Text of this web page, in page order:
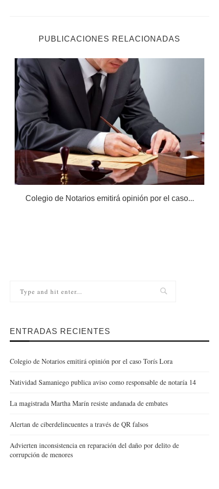
PUBLICACIONES RELACIONADAS
Colegio de Notarios emitirá opinión por el caso...
ENTRADAS RECIENTES
Colegio de Notarios emitirá opinión por el caso Torís Lora
Natividad Samaniego publica aviso como responsable de notaría 14
La magistrada Martha Marín resiste andanada de embates
Alertan de ciberdelincuentes a través de QR falsos
Advierten inconsistencia en reparación del daño por delito de
corrupción de menores